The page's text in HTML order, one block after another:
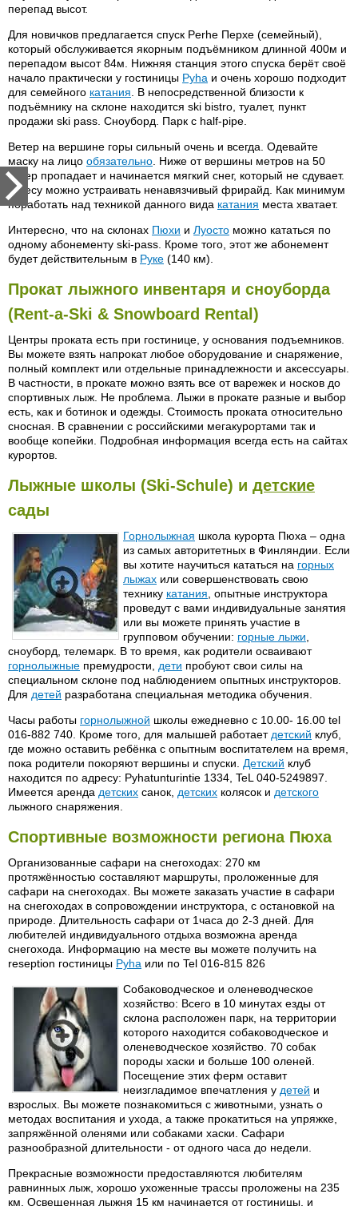
перепад высот.
Для новичков предлагается спуск Perhe Перхе (семейный),
который обслуживается якорным подъёмником длинной 400м и
перепадом высот 84м. Нижняя станция этого спуска берёт своё
начало практически у гостиницы Pyha и очень хорошо подходит
для семейного катания . В непосредственной близости к
подъёмнику на склоне находится ski bistro, туалет, пункт
продажи ski pass. Сноуборд. Парк с half-pipe.
Ветер на вершине горы сильный очень и всегда. Одевайте
маску на лицо обязательно . Ниже от вершины метров на 50
ветер пропадает и начинается мягкий снег, который не сдувает.
В лесу можно устраивать ненавязчивый фрирайд. Как минимум
поработать над техникой данного вида катания места хватает.
Интересно, что на склонах Пюхи и Луосто можно кататься по
одному абонементу ski-pass. Кроме того, этот же абонемент
будет действительным в Руке (140 км).
Прокат лыжного инвентаря и сноуборда
(Rent-a-Ski & Snowboard Rental)
Центры проката есть при гостинице, у основания подъемников.
Вы можете взять напрокат любое оборудование и снаряжение,
полный комплект или отдельные принадлежности и аксессуары.
В частности, в прокате можно взять все от варежек и носков до
спортивных лыж. Не проблема. Лыжи в прокате разные и выбор
есть, как и ботинок и одежды. Стоимость проката относительно
сносная. В сравнении с российскими мегакурортами так и
вообще копейки. Подробная информация всегда есть на сайтах
курортов.
Лыжные школы (Ski-Schule) и детские
сады
Горнолыжная школа курорта Пюха – одна
из самых авторитетных в Финляндии. Если
вы хотите научиться кататься на горных
лыжах или совершенствовать свою
технику катания , опытные инструктора
проведут с вами индивидуальные занятия
или вы можете принять участие в
групповом обучении: горные лыжи
сноуборд, телемарк. В то время, как родители осваивают
горнолыжные премудрости, дети пробуют свои силы на
специальном склоне под наблюдением опытных инструкторов.
Для детей разработана специальная методика обучения.
Часы работы горнолыжной школы ежедневно с 10.00- 16.00 tel
016-882 740. Кроме того, для малышей работает детский клуб,
где можно оставить ребёнка с опытным воспитателем на время,
пока родители покоряют вершины и спуски. Детский клуб
находится по адресу: Pyhatunturintie 1334, TeL 040-5249897.
Имеется аренда детских санок, детских колясок и детского
лыжного снаряжения.
Спортивные возможности региона Пюха
Организованные сафари на снегоходах: 270 км
протяжённостью составляют маршруты, проложенные для
сафари на снегоходах. Вы можете заказать участие в сафари
на снегоходах в сопровождении инструктора, с остановкой на
природе. Длительность сафари от 1часа до 2-3 дней. Для
любителей индивидуального отдыха возможна аренда
снегохода. Информацию на месте вы можете получить на
reseption гостиницы Pyha или по Tel 016-815 826
Собаководческое и оленеводческое
хозяйство: Всего в 10 минутах езды от
склона расположен парк, на территории
которого находится собаководческое и
оленеводческое хозяйство. 70 собак
породы хаски и больше 100 оленей.
Посещение этих ферм оставит
неизгладимое впечатления у детей и
взрослых. Вы можете познакомиться с животными, узнать о
методах воспитания и ухода, а также прокатиться на упряжке,
запряжённой оленями или собаками хаски. Сафари
разнообразной длительности - от одного часа до недели.
Прекрасные возможности предоставляются любителям
равнинных лыж, хорошо ухоженные трассы проложены на 235
км. Освещенная лыжня 15 км начинается от гостиницы, и